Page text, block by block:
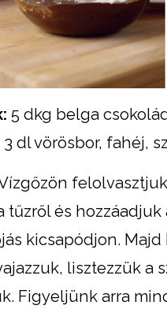
5 dkg belga
dl vörösbor, fahéj,
tűzről és
kicsapódjon.
lisztezzük a
Figyeljünk arra